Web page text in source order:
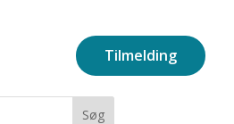
Tilmelding
Søg